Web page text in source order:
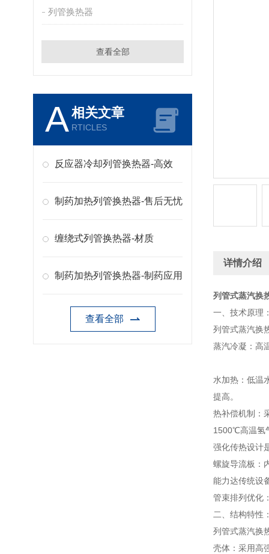
列管换热器
查看全部
A相关文章
RTICLES
反应器冷却列管换热器-高效
制药加热列管换热器-售后无忧
缠绕式列管换热器-材质
制药加热列管换热器-制药应用
查看全部
详情介绍
列管式蒸汽换
一、技术原理
列管式蒸汽换
蒸汽冷凝：高
水加热：低温
提高。
热补偿机制：
1500℃高温氢
强化传热设计
螺旋导流板：
能力达传统设
管束排列优化
二、结构特性
列管式蒸汽换
壳体：采用高